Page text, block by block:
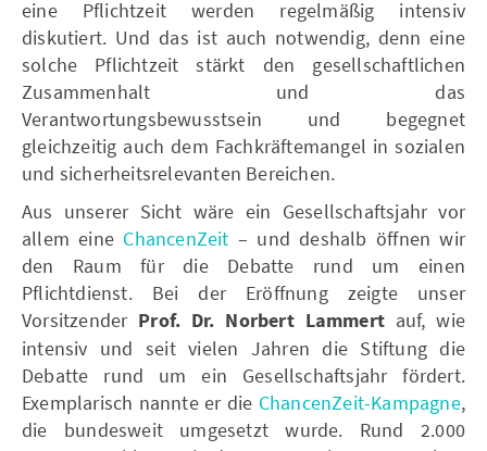
eine Pflichtzeit werden regelmäßig intensiv
diskutiert. Und das ist auch notwendig, denn eine
solche Pflichtzeit stärkt den gesellschaftlichen
Zusammenhalt und das
Verantwortungsbewusstsein und begegnet
gleichzeitig auch dem Fachkräftemangel in sozialen
und sicherheitsrelevanten Bereichen.
Aus unserer Sicht wäre ein Gesellschaftsjahr vor
allem eine ChancenZeit – und deshalb öffnen wir
den Raum für die Debatte rund um einen
Pflichtdienst. Bei der Eröffnung zeigte unser
Vorsitzender Prof. Dr. Norbert Lammert auf, wie
intensiv und seit vielen Jahren die Stiftung die
Debatte rund um ein Gesellschaftsjahr fördert.
Exemplarisch nannte er die ChancenZeit-Kampagne,
die bundesweit umgesetzt wurde. Rund 2.000